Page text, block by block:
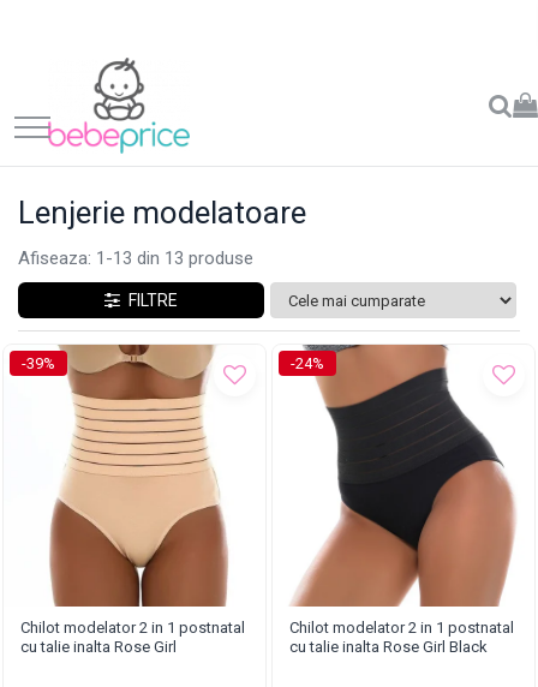
Lenjerie modelatoare
Afiseaza: 1-13 din 13 produse
FILTRE
-39%
Chilot modelator 2 in 1 postnatal
cu talie inalta Rose Girl
-24%
Chilot modelator 2 in 1 postnatal
cu talie inalta Rose Girl Black